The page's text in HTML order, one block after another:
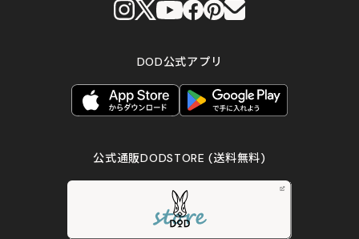
DOD公式アプリ
公式通販DODSTORE(送料無料)